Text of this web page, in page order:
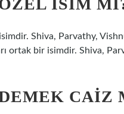
ISIM
Shiva, Parvathy,
ortak bir isimdir. Shiva,
CAIZ